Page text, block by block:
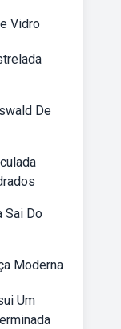
Vidro
De
Sai Do
Moderna
Um